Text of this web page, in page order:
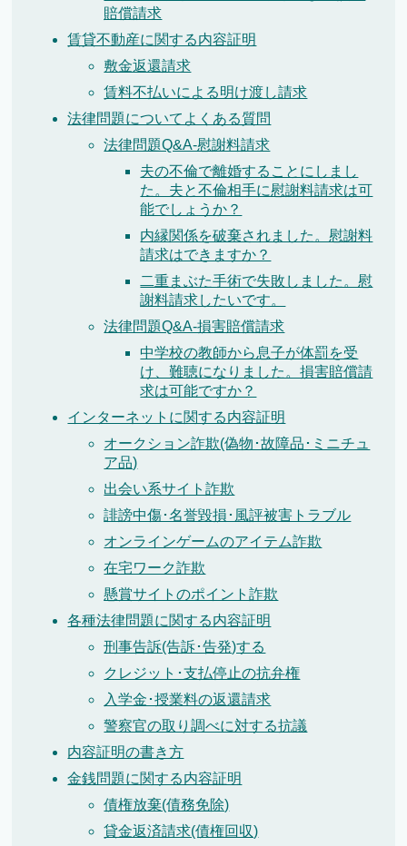
賠償請求
賃貸不動産に関する内容証明
敷金返還請求
賃料不払いによる明け渡し請求
法律問題についてよくある質問
法律問題Q&A-慰謝料請求
夫の不倫で離婚することにしまし
た。夫と不倫相手に慰謝料請求は可
能でしょうか？
内縁関係を破棄されました。慰謝料
請求はできますか？
二重まぶた手術で失敗しました。慰
謝料請求したいです。
法律問題Q&A-損害賠償請求
中学校の教師から息子が体罰を受
け、難聴になりました。損害賠償請
求は可能ですか？
インターネットに関する内容証明
オークション詐欺(偽物･故障品･ミニチュ
ア品)
出会い系サイト詐欺
誹謗中傷･名誉毀損･風評被害トラブル
オンラインゲームのアイテム詐欺
在宅ワーク詐欺
懸賞サイトのポイント詐欺
各種法律問題に関する内容証明
刑事告訴(告訴･告発)する
クレジット･支払停止の抗弁権
入学金･授業料の返還請求
警察官の取り調べに対する抗議
内容証明の書き方
金銭問題に関する内容証明
債権放棄(債務免除)
貸金返済請求(債権回収)